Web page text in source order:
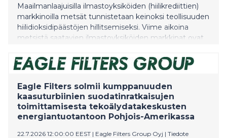
Maailmanlaajuisilla ilmastoyksiköiden (hiilikrediittien)
markkinoilla metsät tunnistetaan keinoksi teollisuuden
hiilidioksidipäästöjen hillitsemiseksi. Viime aikoina
metsistä saatavien ilmastoyksiköiden markkinat ovat
noin 40 miljoonan hiilidioksiditonnin sitomista metsien
biologisen kasvun kautta. Metsäperäisten
ollut vain noin 8–10 euroa hiilidioksiditonnia kohti.
Hinta on ollut erittäin alhainen verrattuna esimerkiksi
Euroopan päästökauppajärjestelmässä (ETS) äskettäin
toteutuneeseen 75–85 euron hintaan hiilidioksiditonnia
kohti. Yleisesti ottaen metsäperäisen hiilen hinnan
Eagle Filters solmii kumppanuuden
kaasuturbiinien suodatinratkaisujen
toimittamisesta tekoälydatakeskusten
energiantuotantoon Pohjois-Amerikassa
22.7.2026 12:00:00 EEST | Eagle Filters Group Oyj | Tiedote